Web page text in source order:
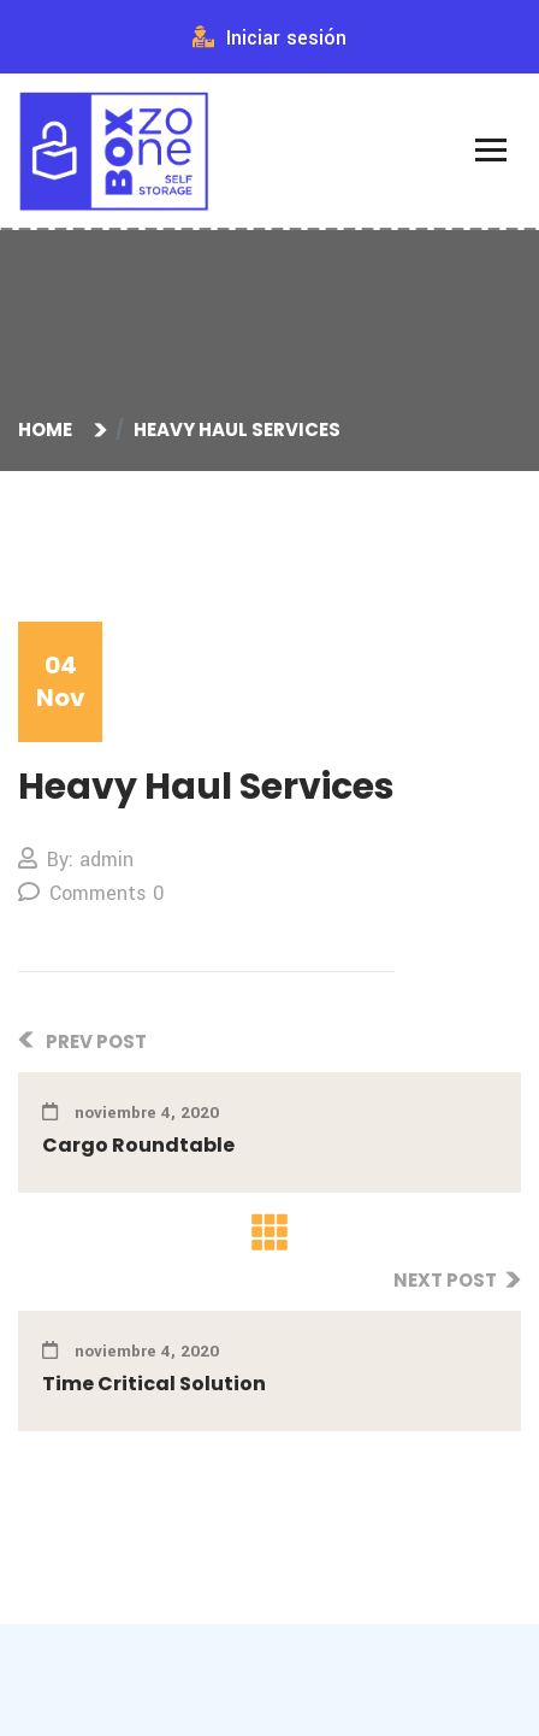
Iniciar sesión
HOME HEAVY HAUL SERVICES
04
Nov
Heavy Haul Services
By: admin
Comments 0
PREV POST
noviembre 4, 2020
Cargo Roundtable
NEXT POST
noviembre 4, 2020
Time Critical Solution